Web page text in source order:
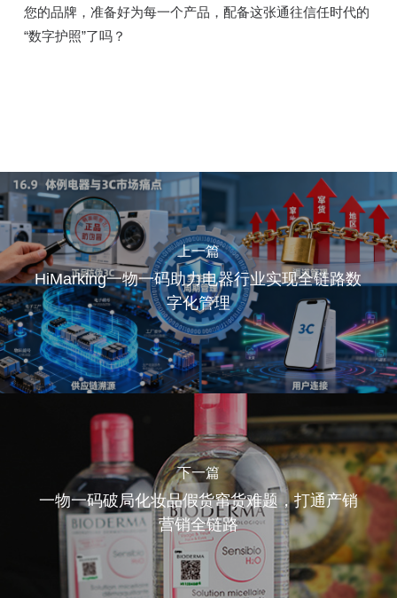
您的品牌，准备好为每一个产品，配备这张通往信任时代的
“数字护照”了吗？
上一篇
HiMarking一物一码助力电器行业实现全链路数
字化管理
下一篇
一物一码破局化妆品假货窜货难题，打通产销
营销全链路